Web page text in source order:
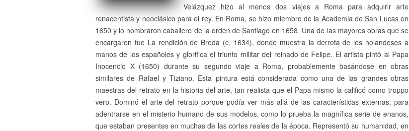
Velázquez hizo al menos dos viajes a Roma para adquirir arte
renacentista y neoclásico para el rey. En Roma, se hizo miembro de la Academia de San Lucas en
1650 y lo nombraron caballero de la orden de Santiago en 1658. Una de las mayores obras que se
encargaron fue La rendición de Breda (c. 1634), donde muestra la derrota de los holandeses a
manos de los españoles y glorifica el triunfo militar del reinado de Felipe. El artista pintó al Papa
Inocencio X (1650) durante su segundo viaje a Roma, probablemente basándose en obras
similares de Rafael y Tiziano. Esta pintura está considerada como una de las grandes obras
maestras del retrato en la historia del arte, tan realista que el Papa mismo la calificó como troppo
vero. Dominó el arte del retrato porque podía ver más allá de las características externas, para
adentrarse en el misterio humano de sus modelos, como lo prueba la magnífica serie de enanos,
que estaban presentes en muchas de las cortes reales de la época. Representó su humanidad, en